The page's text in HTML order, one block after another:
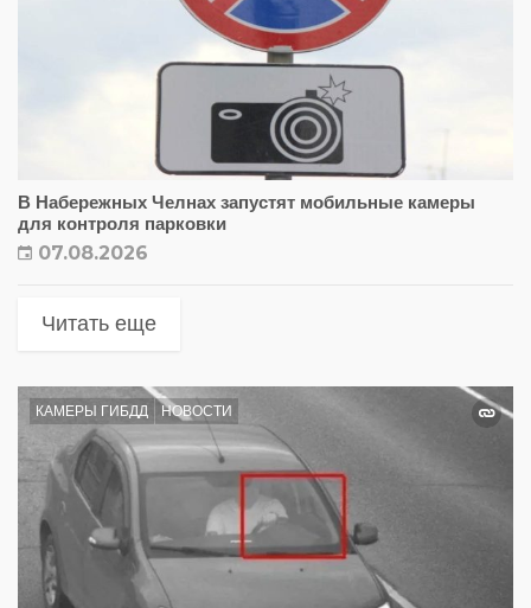
В Набережных Челнах запустят мобильные камеры
для контроля парковки
07.08.2026
Читать еще
КАМЕРЫ ГИБДД НОВОСТИ